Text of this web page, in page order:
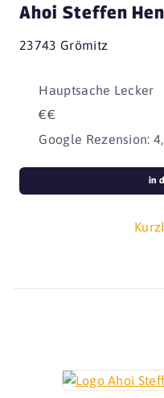
Ahoi Steffen
23743 Grömitz
Hauptsache Lecker
€€
Google Rezension:
in